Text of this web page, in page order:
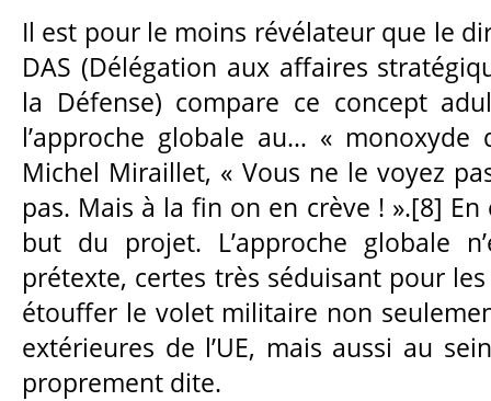
Il est pour le moins révélateur que le
DAS (Délégation aux affaires
la Défense) compare ce concept
l’approche globale au… « monoxyde
Michel Miraillet, « Vous ne le voyez
pas. Mais à la fin on en crève ! ».[8] En
but du projet. L’approche globale
prétexte, certes très séduisant pour
étouffer le volet militaire non
extérieures de l’UE, mais aussi au
proprement dite.